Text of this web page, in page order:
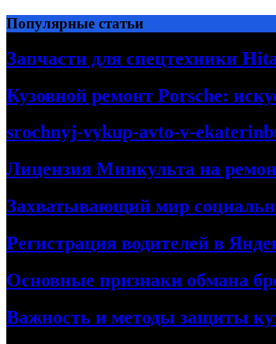
Перейти
к
содержимому
Популярные статьи
Запчасти для спецтехники
Кузовной ремонт Porsche:
srochnyj-vykup-avto-v-
Лицензия Минкульта на
Захватывающий мир
Регистрация водителей в
Основные признаки обмана
Важность и методы защиты